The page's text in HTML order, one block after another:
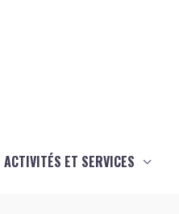
ACTIVITÉS ET SERVICES